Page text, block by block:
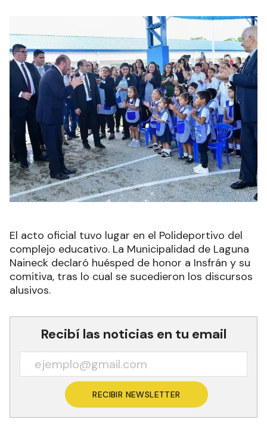
El acto oficial tuvo lugar en el Polideportivo del
complejo educativo. La Municipalidad de Laguna
Naineck declaró huésped de honor a Insfrán y su
comitiva, tras lo cual se sucedieron los discursos
alusivos.
Recibí las noticias en tu email
RECIBIR NEWSLETTER